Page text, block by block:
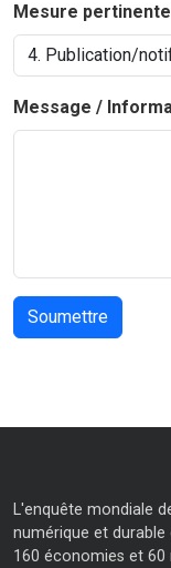
Mesure
Message /
L'enquête mondiale
numérique et
160 économies et 60